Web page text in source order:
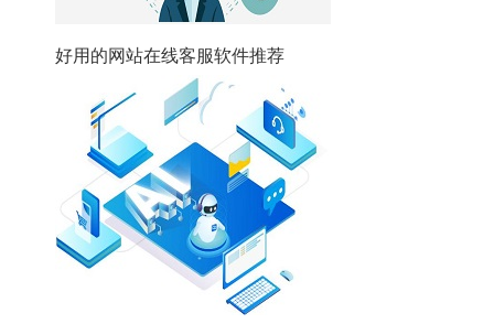
好用的网站在线客服软件推荐